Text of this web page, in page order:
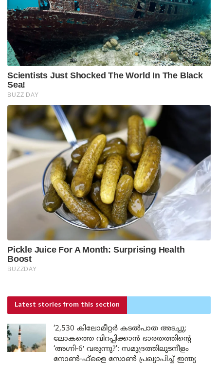
Latest stories from this section
‘2,530 കിലോമീറ്റർ കടൽപാത അടച്ചു;
ലോകത്തെ വിറപ്പിക്കാൻ ഭാരതത്തിന്റെ
‘അഗ്നി-6′ വരുന്നു?’: സമുദ്രത്തിലുടനീളം
നോൺ-ഫ്ളൈ സോൺ പ്രഖ്യാപിച്ച് ഇന്ത്യ